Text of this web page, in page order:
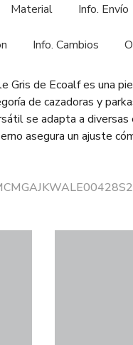
Material Info. Envío
Info. Cambios
Gris de Ecoalf es una
de cazadoras y
se adapta a diversas
asegura un ajuste